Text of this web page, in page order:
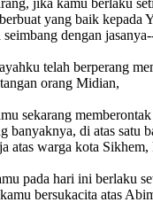
jika kamu berlaku
yang baik kepada
seimbang dengan
telah berperang
orang Midian,
sekarang
banyaknya, di atas satu
atas warga kota Sikhem,
pada hari ini berlaku
bersukacita atas